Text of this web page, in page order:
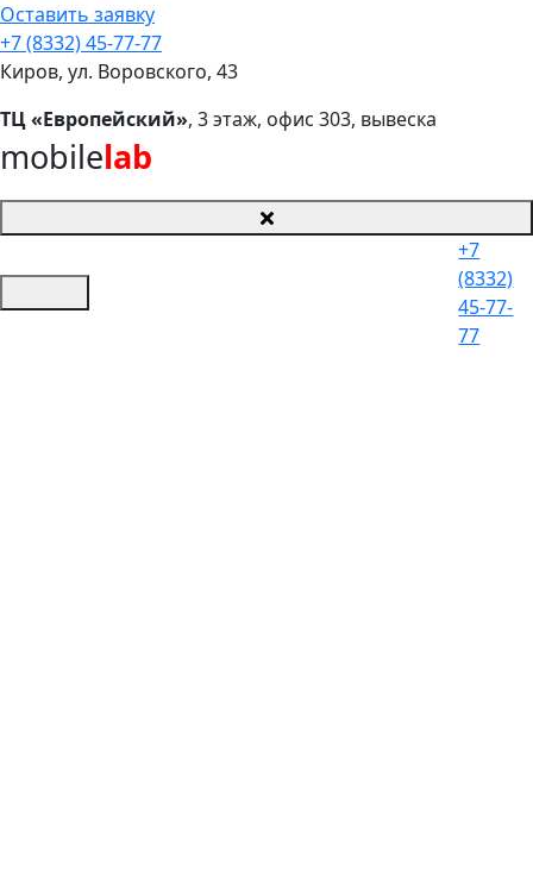
Оставить заявку
+7 (8332) 45-77-77
Киров, ул. Воровского, 43
ТЦ «Европейский», 3 этаж, офис 303, вывеска
mobilelab
+7
(8332)
45-77-
77